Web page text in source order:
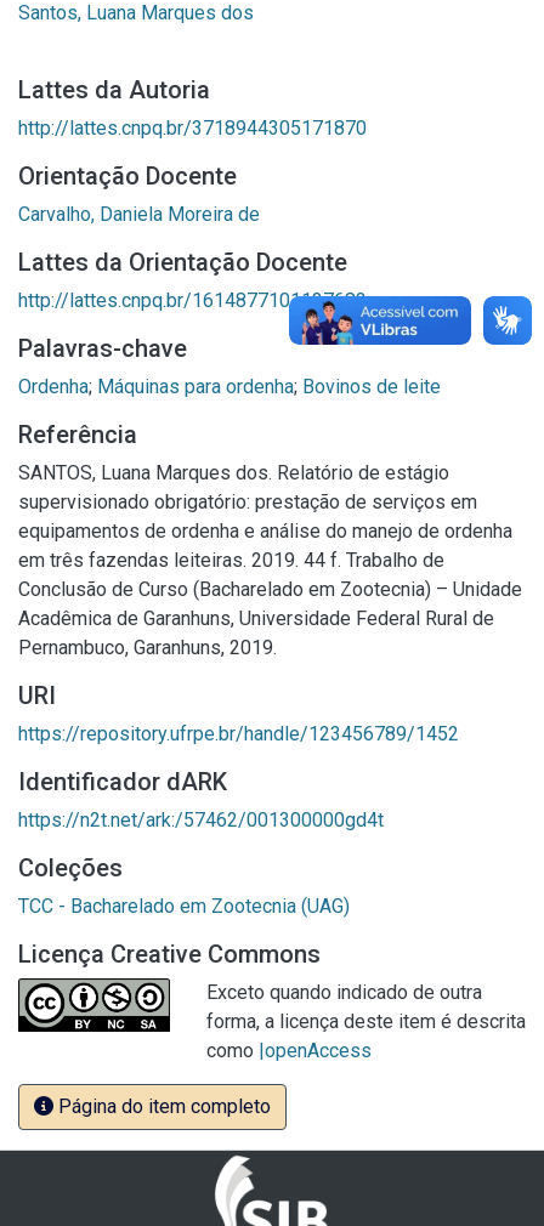
Santos, Luana Marques dos
Lattes da Autoria
http://lattes.cnpq.br/3718944305171870
Orientação Docente
Carvalho, Daniela Moreira de
Lattes da Orientação Docente
http://lattes.cnpq.br/1614877101137683
Palavras-chave
Ordenha; Máquinas para ordenha; Bovinos de leite
Referência
SANTOS, Luana Marques dos. Relatório de estágio
supervisionado obrigatório: prestação de serviços em
equipamentos de ordenha e análise do manejo de ordenha
em três fazendas leiteiras. 2019. 44 f. Trabalho de
Conclusão de Curso (Bacharelado em Zootecnia) – Unidade
Acadêmica de Garanhuns, Universidade Federal Rural de
Pernambuco, Garanhuns, 2019.
URI
https://repository.ufrpe.br/handle/123456789/1452
Identificador dARK
https://n2t.net/ark:/57462/001300000gd4t
Coleções
TCC - Bacharelado em Zootecnia (UAG)
Licença Creative Commons
Exceto quando indicado de outra
forma, a licença deste item é descrita
como |openAccess
Página do item completo